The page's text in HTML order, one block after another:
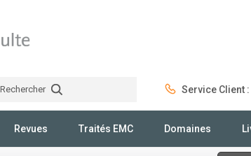
Rechercher Service Client :
Revues Traités EMC Domaines